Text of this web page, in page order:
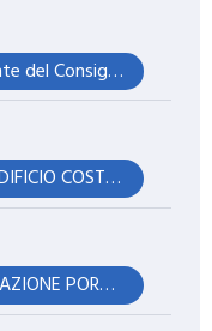
Massimo CARRARA - Presidente del Consiglio
ALIENAZIONE PORZIONE DI EDIFICIO COSTRUITO IN LINEA D'ARIA SU AREA PUBBLICA IN FINALE EMILIA VIA TRENTO TRIESTE.
Immediata eseguibilità ALIENAZIONE PORZIONE DI EDIFICIO COSTRUITO IN LINEA D'ARIA SU AREA PUBBLICA IN FINALE EMILIA VIA TRENTO TRIESTE.